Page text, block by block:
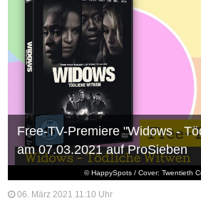
© HappySpots / Cover: Twentieth
Free-TV-Premiere "Widows -
am 07.03.2021 auf ProSieben
06. März 2021 11:10 Uhr